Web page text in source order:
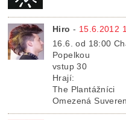
Hiro - 15.6.2012
16.6. od 18:00
Popelkou
vstup 30
Hrají:
The Plantážníci
Omezená